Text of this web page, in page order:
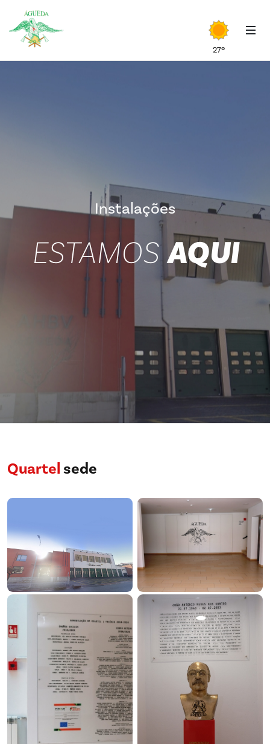
27º
Instalações
ESTAMOS AQUI
Quartelsede